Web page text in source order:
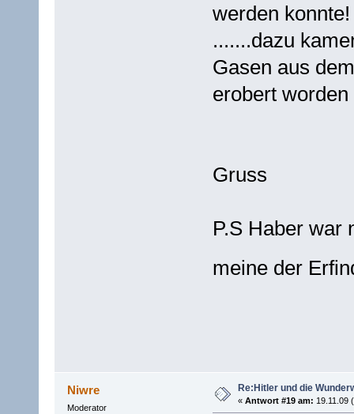
werden
.......dazu
Gasen aus
erobert worden
Gruss
P.S Haber war
meine der
Niwre
Moderator
Re:Hitler und die
« Antwort #19 am: 19.11.09